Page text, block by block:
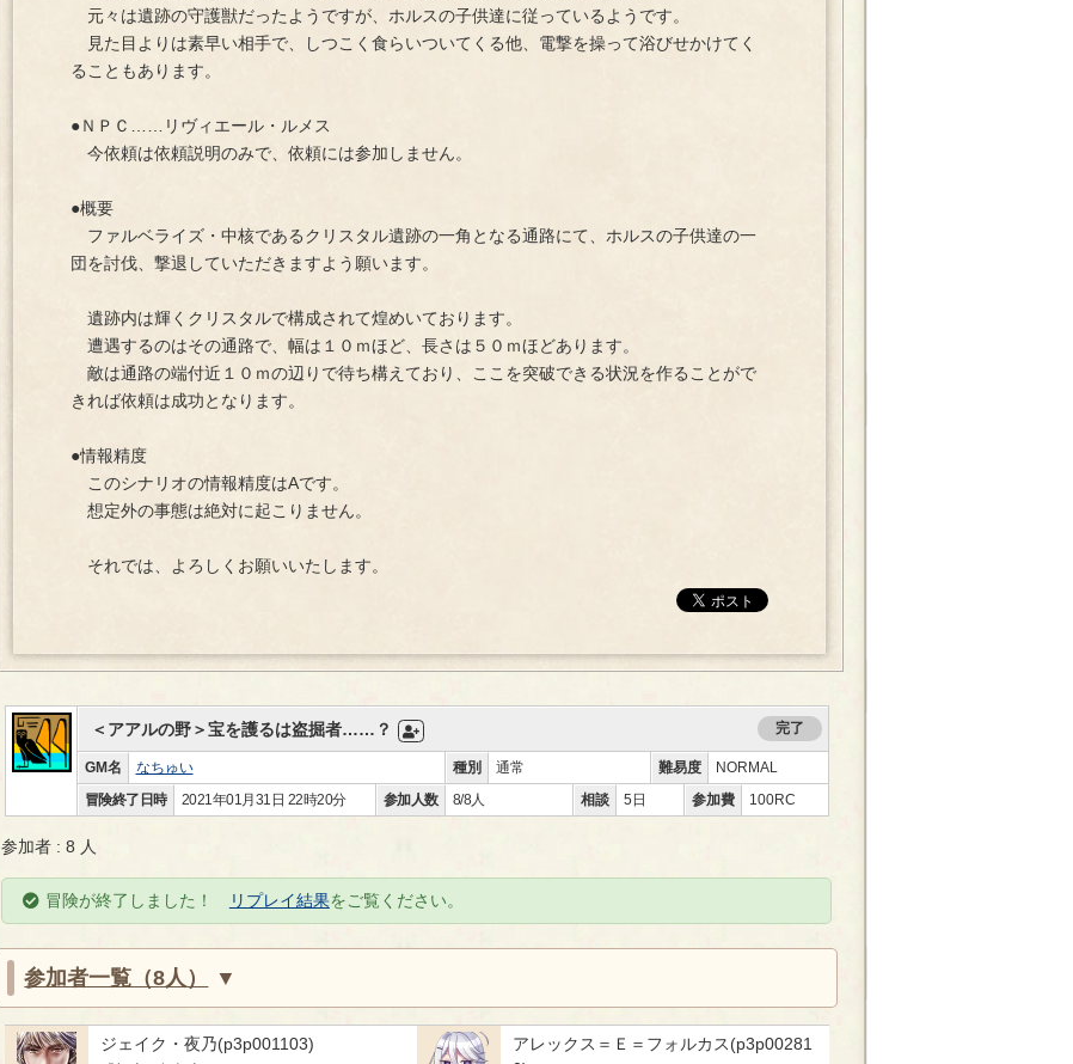
元々は遺跡の守護獣だったようですが、ホルスの子供達に従っているようです。
見た目よりは素早い相手で、しつこく食らいついてくる他、電撃を操って浴びせかけてく
ることもあります。
●ＮＰＣ……リヴィエール・ルメス
今依頼は依頼説明のみで、依頼には参加しません。
●概要
ファルベライズ・中核であるクリスタル遺跡の一角となる通路にて、ホルスの子供達の一
団を討伐、撃退していただきますよう願います。
遺跡内は輝くクリスタルで構成されて煌めいております。
遭遇するのはその通路で、幅は１０ｍほど、長さは５０ｍほどあります。
敵は通路の端付近１０ｍの辺りで待ち構えており、ここを突破できる状況を作ることがで
きれば依頼は成功となります。
●情報精度
このシナリオの情報精度はAです。
想定外の事態は絶対に起こりません。
それでは、よろしくお願いいたします。
＜アアルの野＞宝を護るは盗掘者……？ 完了
GM名 なちゅい 種別 通常 難易度
NORMAL
冒険終了日時
2021年01月31日 22時20分 参加人数 8/8人 相談 5日 参加費 100RC
参加者 : 8 人
冒険が終了しました！ リプレイ結果をご覧ください。
参加者一覧（8人）
ジェイク・夜乃(p3p001103)
アレックス＝Ｅ＝フォルカス(p3p00281